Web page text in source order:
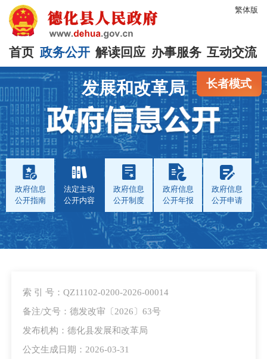
繁体版
首页 政务公开 解读回应 办事服务 互动交流
长者模式
发展和改革局
政府信息
公开指南
法定主动
公开内容
政府信息
公开制度
政府信息
公开年报
政府信息
公开申请
索 引 号：QZ11102-0200-2026-00014
备注/文号：德发改审〔2026〕63号
发布机构：德化县发展和改革局
公文生成日期：2026-03-31